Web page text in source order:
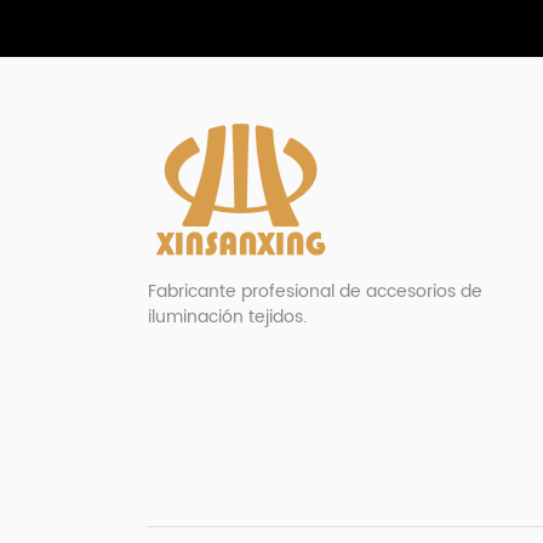
Fabricante profesional de accesorios de
iluminación tejidos.